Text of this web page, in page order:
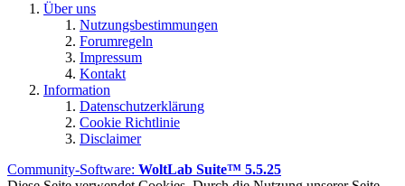
Über uns
Nutzungsbestimmungen
Forumregeln
Impressum
Kontakt
Information
Datenschutzerklärung
Cookie Richtlinie
Disclaimer
Community-Software: WoltLab Suite™ 5.5.25